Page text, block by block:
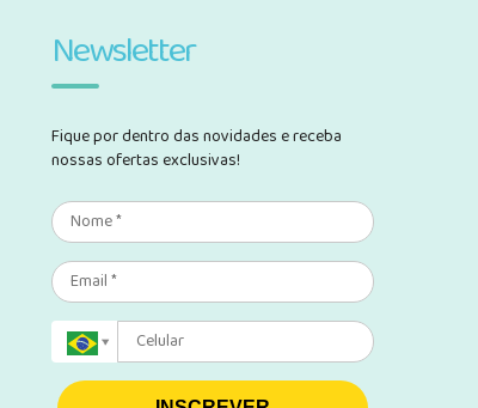
Newsletter
Fique por dentro das novidades e receba
nossas ofertas exclusivas!